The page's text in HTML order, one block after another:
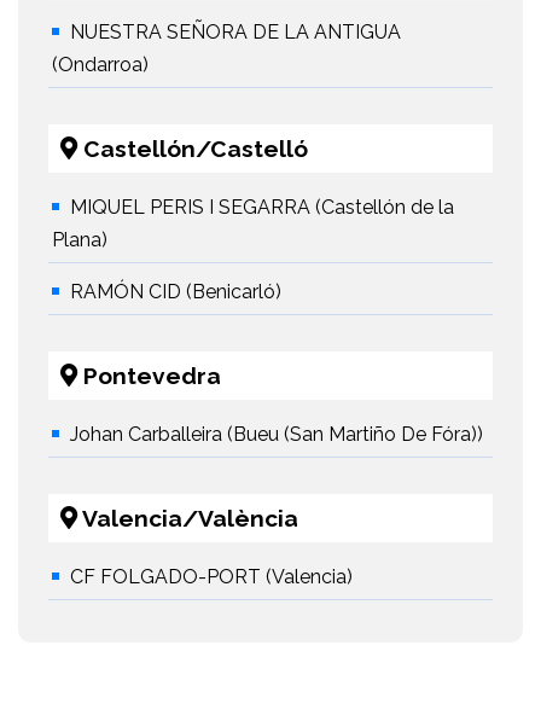
NUESTRA SEÑORA DE LA ANTIGUA
(Ondarroa)
Castellón/Castelló
MIQUEL PERIS I SEGARRA (Castellón de la
Plana)
RAMÓN CID (Benicarló)
Pontevedra
Johan Carballeira (Bueu (San Martiño De Fóra))
Valencia/València
CF FOLGADO-PORT (Valencia)